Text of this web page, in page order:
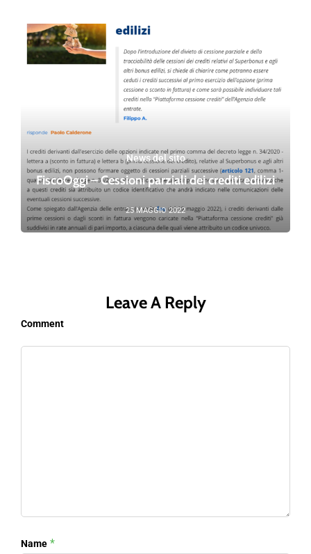
News del sito
FiscoOggi – Cessioni parziali dei crediti edilizi
25 MAGGIO 2022
Leave A Reply
Comment
Name *